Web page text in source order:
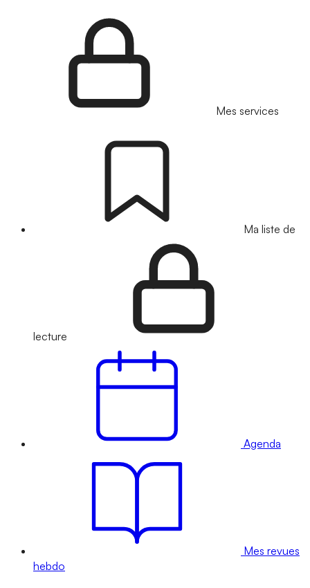
Mes services
Ma liste de
lecture
Agenda
Mes revues
hebdo